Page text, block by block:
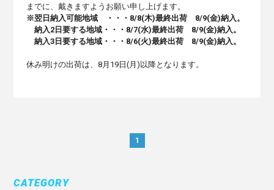
までに、戴きますようお願い申し上げます。
※翌日納入可能地域 ・・・ 8/8(木)最終出荷 8/9(金)納入。
納入2日要する地域・・・ 8/7(水)最終出荷 8/9(金)納入。
納入3日要する地域・・・ 8/6(火)最終出荷 8/9(金)納入。
休み明けの出荷は、8月19日(月)以降となります。
1
CATEGORY